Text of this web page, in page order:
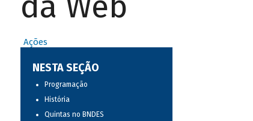
Ações
NESTA SEÇÃO
Programação
História
Quintas no BNDES